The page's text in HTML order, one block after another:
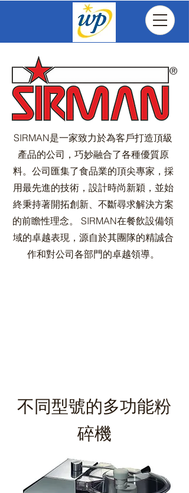
SIRMAN是一家致力於為客戶打造頂級
產品的公司，巧妙融合了各種優質原
料。公司匯集了食品業的頂尖專家，採
用最先進的技術，設計時尚新穎，並始
終秉持著開拓創新、不斷尋求解決方案
的前瞻性理念。 SIRMAN在餐飲設備領
域的卓越表現，源自於其團隊的精誠合
作和對公司各部門的卓越領導。
不同型號的多功能粉
碎機